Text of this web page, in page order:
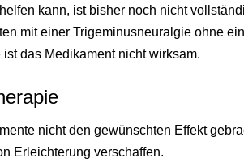
helfen kann, ist bisher noch nicht
mit einer Trigeminusneuralgie ohne
das Medikament nicht wirksam.
nicht den gewünschten Effekt
Erleichterung verschaffen.